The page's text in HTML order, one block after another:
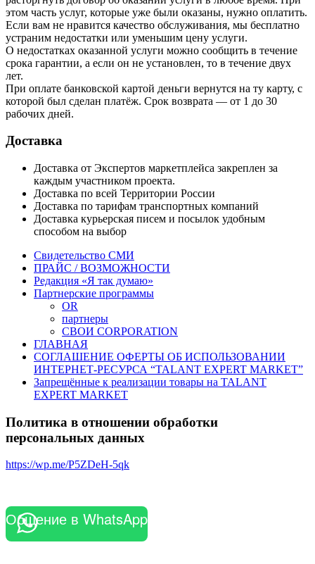
этом часть услуг, которые уже были оказаны, нужно оплатить.
Если вам не нравится качество обслуживания, мы бесплатно
устраним недостатки или уменьшим цену услуги.
О недостатках оказанной услуги можно сообщить в течение
срока гарантии, а если он не установлен, то в течение двух
лет.
При оплате банковской картой деньги вернутся на ту карту, с
которой был сделан платёж. Срок возврата — от 1 до 30
рабочих дней.
Доставка
Доставка от Экспертов маркетплейса закреплен за
каждым участником проекта.
Доставка по всей Территории России
Доставка по тарифам транспортных компаний
Доставка курьерская писем и посылок удобным
способом на выбор
Свидетельство СМИ
ПРАЙС / ВОЗМОЖНОСТИ
Редакция «Я так думаю»
Партнерские программы
OR
партнеры
СВОИ CORPORATION
ГЛАВНАЯ
СОГЛАШЕНИЕ ОФЕРТЫ ОБ ИСПОЛЬЗОВАНИИ
ИНТЕРНЕТ-РЕСУРСА “TALANT EXPERT MARKET”
Запрещённые к реализации товары на TALANT
EXPERT MARKET
Политика в отношении обработки
персональных данных
https://wp.me/P5ZDeH-5qk
Общение в WhatsApp